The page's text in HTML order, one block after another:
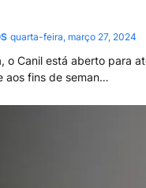
quarta-feira, março 27, 2024
o Canil está aberto para
aos fins de seman…